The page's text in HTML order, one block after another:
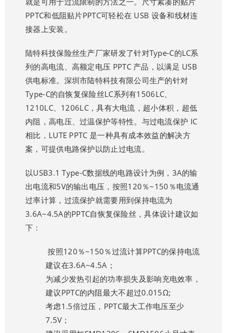
PPTC和低阻贴片PPTC可轻松在 USB 设备和线材连
接器上安装。
陆特科技保险丝生产厂家研发了针对Type-C的LC系
列的高电流、高额定电压 PPTC 产品，以满足 USB
供电标准。深圳市陆特科技有限公司生产的针对
Type-C的自恢复保险丝LC系列有1506LC、
1210LC、1206LC，具有大电流，超小体积，超低
内阻，高电压、过温保护等特性。与过电流保护 IC
相比，LUTE PPTC 是一种具有成本效益的解决方
案，可提供电路保护以防止过电流。
以USB3.1 Type-C数据线的电路设计为例，3A的输
出电流和5V的输出电压，按照120％~150％电流通
过率计算，过流保护就需要用到保持电流为
3.6A~4.5A的PPTC自恢复保险丝 ，具体设计建议如
下：
按照120％~150％过流计算PPTC的保持电流
建议在3.6A~4.5A；
为减少发热引起的功率损失及影响充电效率，
建议PPTC的内阻最大不超过0.015Ω;
考虑1.5倍过压，PPTC最大工作电压至少
7.5V；